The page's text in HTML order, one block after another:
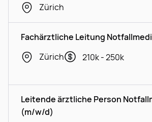
Zürich
Fachärztliche Leitung
Zürich
210k - 250k
Leitende ärztliche Person
(m/w/d)